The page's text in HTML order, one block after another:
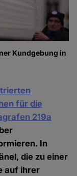
Kundgebung in
für die
219a
In
die zu einer
auf ihrer